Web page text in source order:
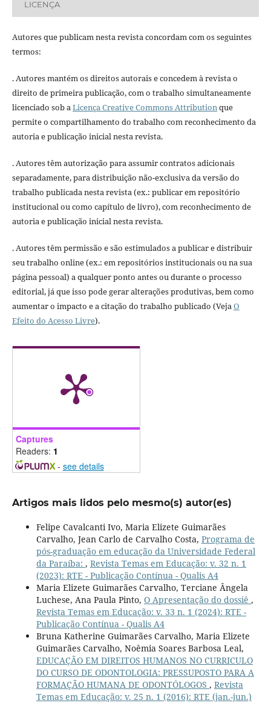
LICENÇA
Autores que publicam nesta revista concordam com os seguintes
termos:
. Autores mantém os direitos autorais e concedem à revista o
direito de primeira publicação, com o trabalho simultaneamente
licenciado sob a Licença Creative Commons Attribution que
permite o compartilhamento do trabalho com reconhecimento da
autoria e publicação inicial nesta revista.
. Autores têm autorização para assumir contratos adicionais
separadamente, para distribuição não-exclusiva da versão do
trabalho publicada nesta revista (ex.: publicar em repositório
institucional ou como capítulo de livro), com reconhecimento de
autoria e publicação inicial nesta revista.
. Autores têm permissão e são estimulados a publicar e distribuir
seu trabalho online (ex.: em repositórios institucionais ou na sua
página pessoal) a qualquer ponto antes ou durante o processo
editorial, já que isso pode gerar alterações produtivas, bem como
aumentar o impacto e a citação do trabalho publicado (Veja O
Efeito do Acesso Livre).
Captures
Readers: 1
- see details
Artigos mais lidos pelo mesmo(s) autor(es)
Felipe Cavalcanti Ivo, Maria Elizete Guimarães
Carvalho, Jean Carlo de Carvalho Costa, Programa de
pós-graduação em educação da Universidade Federal
da Paraíba: , Revista Temas em Educação: v. 32 n. 1
(2023): RTE - Publicação Contínua - Qualis A4
Maria Elizete Guimarães Carvalho, Terciane Ângela
Luchese, Ana Paula Pinto, O Apresentação do dossiê ,
Revista Temas em Educação: v. 33 n. 1 (2024): RTE -
Publicação Contínua - Qualis A4
Bruna Katherine Guimarães Carvalho, Maria Elizete
Guimarães Carvalho, Noêmia Soares Barbosa Leal,
EDUCAÇÃO EM DIREITOS HUMANOS NO CURRICULO
DO CURSO DE ODONTOLOGIA: PRESSUPOSTO PARA A
FORMAÇÃO HUMANA DE ODONTÓLOGOS , Revista
Temas em Educação: v. 25 n. 1 (2016): RTE (jan.-jun.)